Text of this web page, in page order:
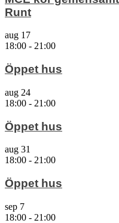
Runt
aug 17
18:00 - 21:00
Öppet hus
aug 24
18:00 - 21:00
Öppet hus
aug 31
18:00 - 21:00
Öppet hus
sep 7
18:00 - 21:00